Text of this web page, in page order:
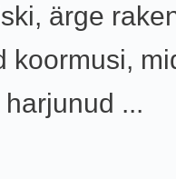
ärge
koormusi,
...